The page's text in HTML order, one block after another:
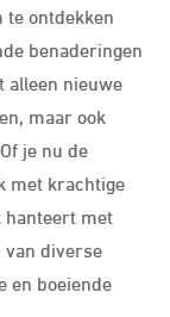
ontdekken
benaderingen
alleen nieuwe
maar ook
je nu de
met krachtige
hanteert met
diverse
en boeiende